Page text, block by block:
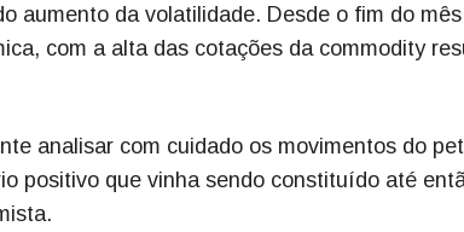
aumento da volatilidade. Desde o fim do
com a alta das cotações da commodity
analisar com cuidado os movimentos do
positivo que vinha sendo constituído até